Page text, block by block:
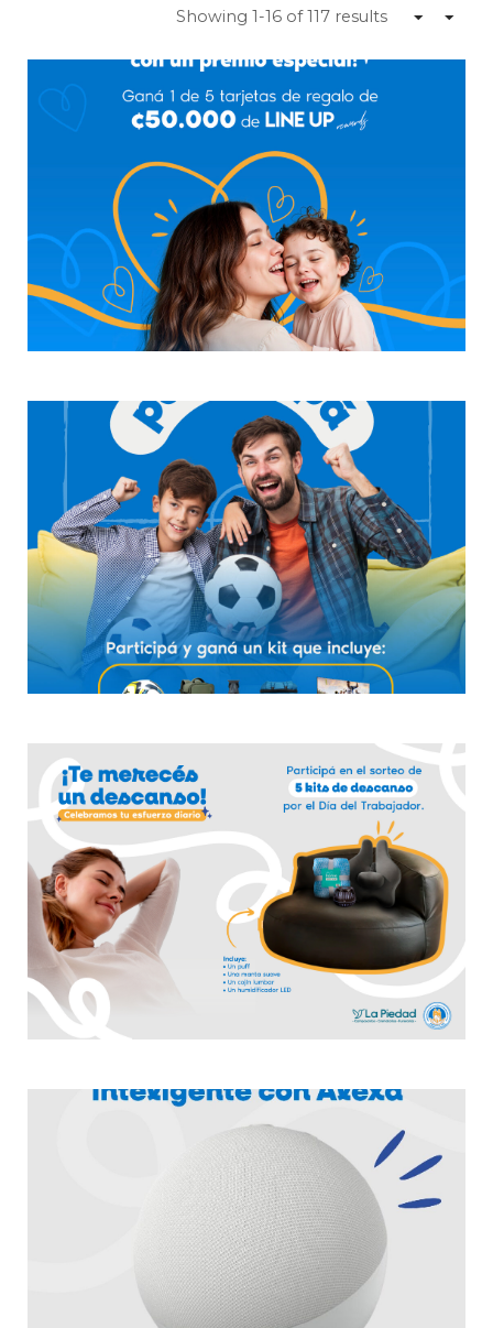
Showing 1-16 of 117 results